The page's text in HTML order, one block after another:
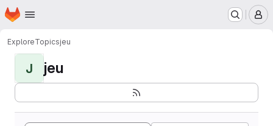
Skip to main content
Homepage
ExploreTopicsjeu
J jeu